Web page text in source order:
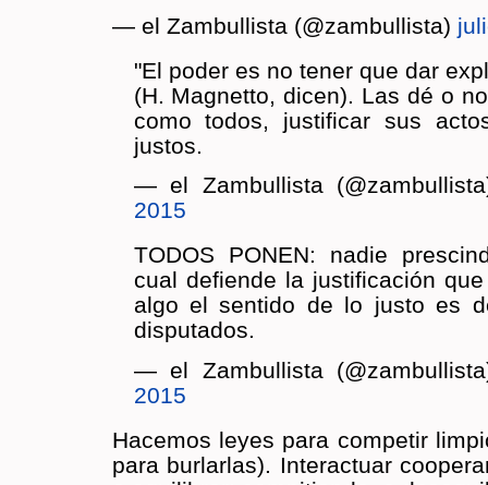
— el Zam­bu­llis­ta (@zam­bu­llis­ta)
"El poder es no tener que dar
(H. Mag­net­to, dicen). Las dé o
como todos, jus­ti­fi­car sus
jus­tos.
— el Zam­bu­llis­ta
2015
TODOS PONEN: nadie
cual de­fien­de la jus­ti­fi­ca­ción
algo el sen­ti­do de lo justo es
dispu­tados.
— el Zam­bu­llis­ta
2015
Ha­ce­mos leyes para com­pe­tir
para bur­lar­las). In­ter­ac­tuar